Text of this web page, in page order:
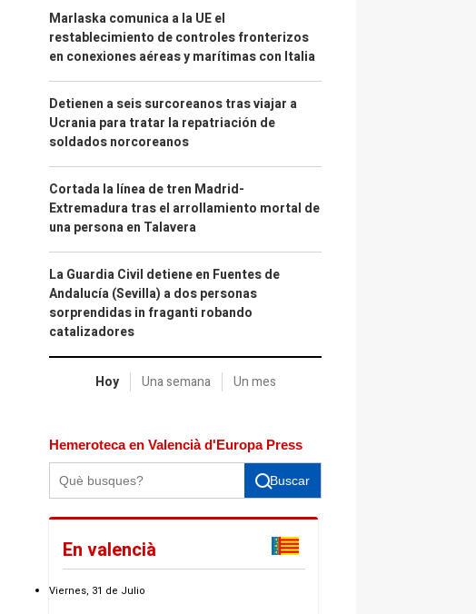
Marlaska comunica a la UE el
restablecimiento de controles fronterizos
en conexiones aéreas y marítimas con Italia
Detienen a seis surcoreanos tras viajar a
Ucrania para tratar la repatriación de
soldados norcoreanos
Cortada la línea de tren Madrid-
Extremadura tras el arrollamiento mortal de
una persona en Talavera
La Guardia Civil detiene en Fuentes de
Andalucía (Sevilla) a dos personas
sorprendidas in fraganti robando
catalizadores
Hoy Una semana Un mes
Hemeroteca en Valencià d'Europa Press
Buscar
En valencià
Viernes, 31 de Julio